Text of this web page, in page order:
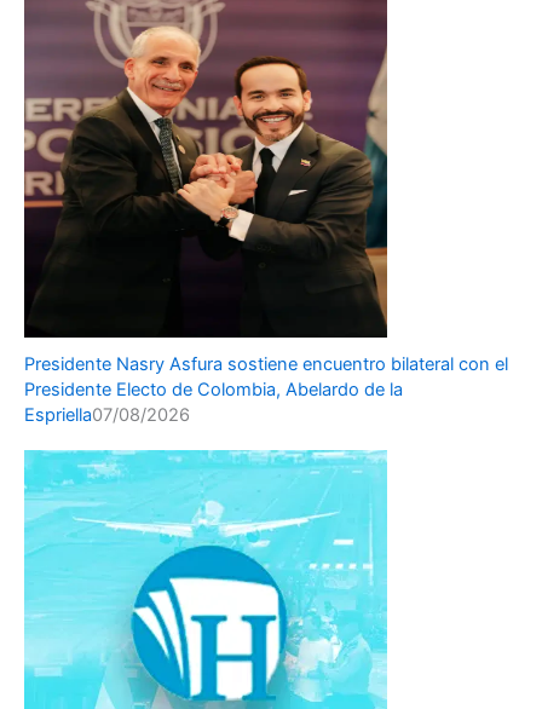
Presidente Nasry Asfura sostiene encuentro bilateral con el
Presidente Electo de Colombia, Abelardo de la
Espriella07/08/2026